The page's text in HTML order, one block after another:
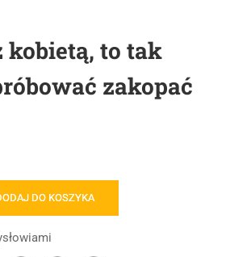
kobietą, to tak
zakopać
DO KOSZYKA